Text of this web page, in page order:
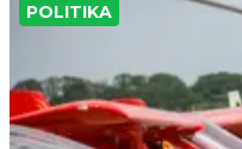
POLITIKA